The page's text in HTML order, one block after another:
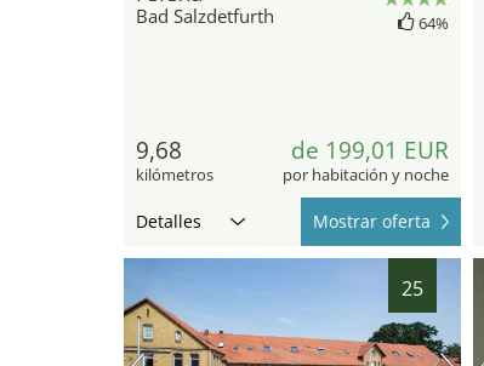
Bad Salzdetfurth 64%
9,68
kilómetros
de 199,01 EUR
por habitación y noche
Detalles Mostrar oferta
25